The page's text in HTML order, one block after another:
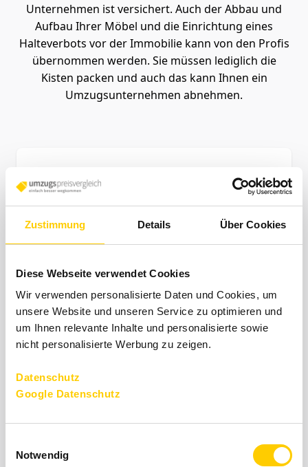
Zustimmung Details Über Cookies
Diese Webseite verwendet Cookies
Wir verwenden personalisierte Daten und Cookies, um
unsere Website und unseren Service zu optimieren und
um Ihnen relevante Inhalte und personalisierte sowie
nicht personalisierte Werbung zu zeigen.
Datenschutz
Google Datenschutz
Notwendig
Unternehmen ist versichert. Auch der Abbau und
Aufbau Ihrer Möbel und die Einrichtung eines
Halteverbots vor der Immobilie kann von den Profis
übernommen werden. Sie müssen lediglich die
Kisten packen und auch das kann Ihnen ein
Umzugsunternehmen abnehmen.
Frankfurt - Berlin - -------------
Frankfurt - Berlin - -------------
Frankfurt - Berlin 100 m²
Wolkenkratzer und "Wall
Street" - Umzug nach